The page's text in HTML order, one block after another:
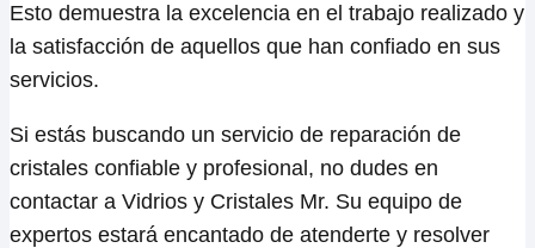
Esto demuestra la excelencia en el trabajo realizado y
la satisfacción de aquellos que han confiado en sus
servicios.
Si estás buscando un servicio de reparación de
cristales confiable y profesional, no dudes en
contactar a Vidrios y Cristales Mr. Su equipo de
expertos estará encantado de atenderte y resolver